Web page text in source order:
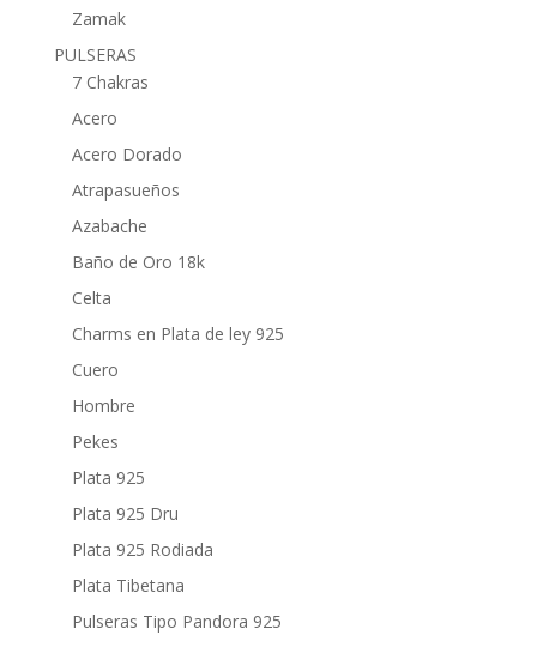
Zamak
PULSERAS
7 Chakras
Acero
Acero Dorado
Atrapasueños
Azabache
Baño de Oro 18k
Celta
Charms en Plata de ley 925
Cuero
Hombre
Pekes
Plata 925
Plata 925 Dru
Plata 925 Rodiada
Plata Tibetana
Pulseras Tipo Pandora 925